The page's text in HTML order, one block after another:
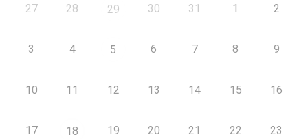
27 28 29 30 31 1 2
3 4 5 6 7 8 9
10 11 12 13 14 15 16
17 18 19 20 21 22 23